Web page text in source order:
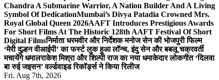
Chandra A Submarine Warrior, A Nation Builder And A Living
Symbol Of DedicationMumbai’s Divya Patadia Crowned Mrs.
Royal Global Queen 2026AAFT Introduces Prestigious Awards
For Short Films At The Historic 128th AAFT Festival Of Short
Digital Filmsनिर्माता धरमवीर और निर्देशक मनोज सेन की भोजपुरी फिल्म
‘मेरी दुल्हन वीआईपी’ का फर्स्ट लुक हुआ लॉन्च, इंदु सेन और बबलू चक्रवर्ती
मचायेंगे धमालराकेश मिश्रा और शिल्पी राज का नया धमाकेदार लोकगीत ‘दिलवा
बा रुई जइसन’ वर्ल्डवाइड रिकॉर्ड्स ने किया रिलीज
Fri. Aug 7th, 2026